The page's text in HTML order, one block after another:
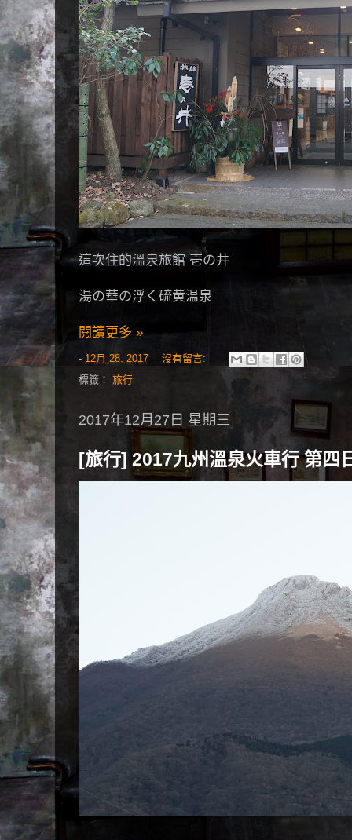
這次住的溫泉旅館 壱の井
湯の華の浮く硫黄温泉
閱讀更多 »
- 12月 28, 2017
沒有留言:
標籤： 旅行
2017年12月27日 星期三
[旅行] 2017九州溫泉火車行 第四